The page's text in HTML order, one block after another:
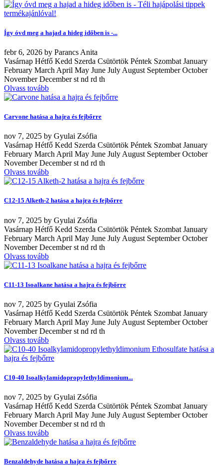
Így óvd meg a hajad a hideg időben is -...
febr6, 2026 by Parancs Anita
Vasárnap Hétfő Kedd Szerda Csütörtök Péntek Szombat January
February March April May June July August September October
November December st nd rd th
Olvass tovább
Carvone hatása a hajra és fejbőrre
nov 7, 2025 by Gyulai Zsófia
Vasárnap Hétfő Kedd Szerda Csütörtök Péntek Szombat January
February March April May June July August September October
November December st nd rd th
Olvass tovább
C12-15 Alketh-2 hatása a hajra és fejbőrre
nov 7, 2025 by Gyulai Zsófia
Vasárnap Hétfő Kedd Szerda Csütörtök Péntek Szombat January
February March April May June July August September October
November December st nd rd th
Olvass tovább
C11-13 Isoalkane hatása a hajra és fejbőrre
nov 7, 2025 by Gyulai Zsófia
Vasárnap Hétfő Kedd Szerda Csütörtök Péntek Szombat January
February March April May June July August September October
November December st nd rd th
Olvass tovább
C10-40 Isoalkylamidopropylethyldimonium...
nov 7, 2025 by Gyulai Zsófia
Vasárnap Hétfő Kedd Szerda Csütörtök Péntek Szombat January
February March April May June July August September October
November December st nd rd th
Olvass tovább
Benzaldehyde hatása a hajra és fejbőrre